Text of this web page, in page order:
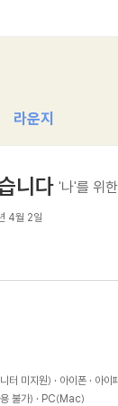
라운지
니다 '나'를 위
4월 2일
터 미지원) 아이폰 아이
불가)
PC(Mac)